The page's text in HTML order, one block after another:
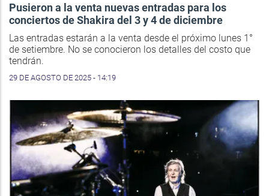
Pusieron a la venta nuevas entradas para los
conciertos de Shakira del 3 y 4 de diciembre
Las entradas estarán a la venta desde el próximo lunes 1°
de setiembre. No se conocieron los detalles del costo que
tendrán.
29 DE AGOSTO DE 2025 - 14:19